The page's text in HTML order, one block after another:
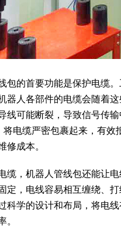
包的首要功能是保护电缆
器人各部件的电缆会随着
线可能断裂，导致信号传
将电缆严密包裹起来，有
修成本。
缆，机器人管线包还能让
定，电线容易相互缠绕、
科学的设计和布局，将电
。